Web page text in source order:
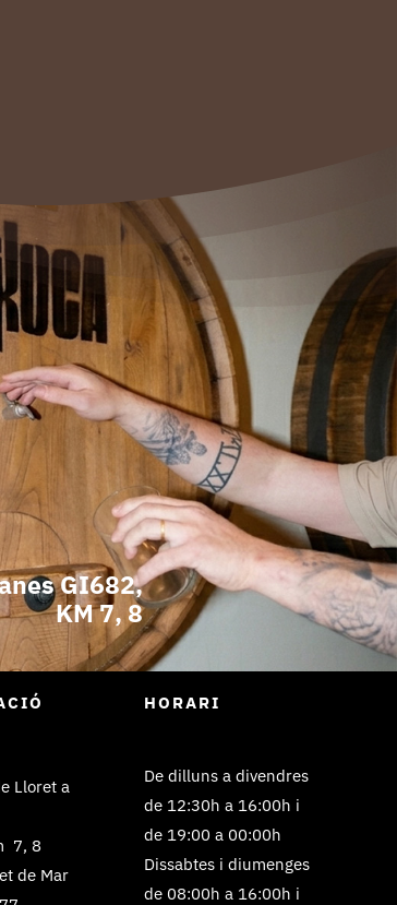
GI682,
KM 7, 8
Lloret a
7, 8
de Mar
HORARI
De dilluns a divendres
de 12:30h a 16:00h i
de 19:00 a 00:00h
Dissabtes i diumenges
de 08:00h a 16:00h i